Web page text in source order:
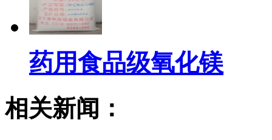
药用食品级氧化镁
相关新闻：